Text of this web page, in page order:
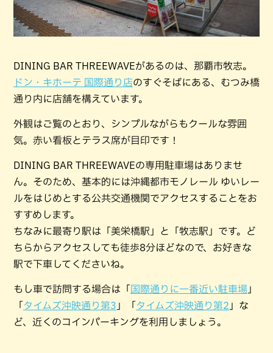
DINING BAR THREEWAVEがあるのは、那覇市牧志。
ドン・キホーテ 国際通り店のすぐそばにある、むつみ橋
通り内に店舗を構えています。
外観はご覧のとおり、シンプルながらもクールな雰囲
気。赤い看板とテラス席が目印です！
DINING BAR THREEWAVEの専用駐車場はありませ
ん。そのため、基本的には沖縄都市モノレール ゆいレー
ルをはじめとする公共交通機関でアクセスすることをお
すすめします。
ちなみに最寄り駅は「美栄橋駅」と「牧志駅」です。ど
ちらからアクセスしても徒歩8分ほどなので、お好きな
駅で下車してくださいね。
もし車で訪問する場合は「 国際通りに一番近い駐車場 」
タイムズ沖映通り第3 」「 タイムズ沖映通り第2 」な
ど、近くのコインパーキングを利用しましょう。